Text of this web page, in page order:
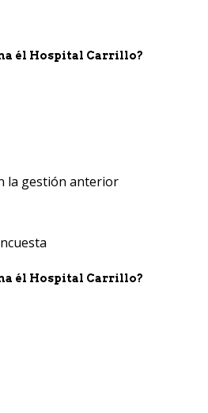
él Hospital Carrillo?
la gestión anterior
él Hospital Carrillo?